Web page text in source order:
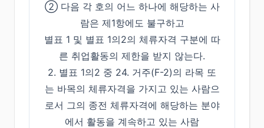
➁ 다음 각 호의 어느 하나에 해당하는 사
람은 제1항에도 불구하고
별표 1 및 별표 1의2의 체류자격 구분에 따
른 취업활동의 제한을 받지 않는다.
2. 별표 1의2 중 24. 거주(F-2)의 라목 또
는 바목의 체류자격을 가지고 있는 사람으
로서 그의 종전 체류자격에 해당하는 분야
에서 활동을 계속하고 있는 사람